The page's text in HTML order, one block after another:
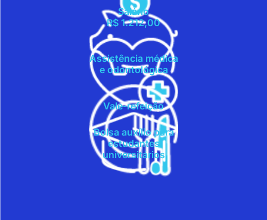
Salário
R$ 1.212,00
Assistência médica
e odontológica
Vale-refeição
Bolsa auxílio para
estudantes
universitários